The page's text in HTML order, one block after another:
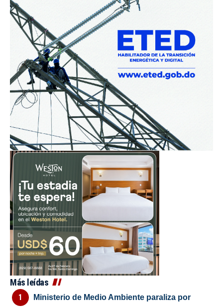
Más leídas
Ministerio de Medio Ambiente paraliza por